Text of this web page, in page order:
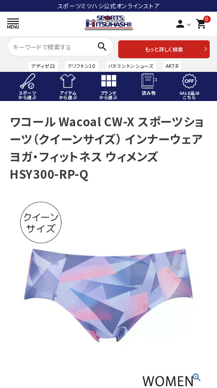
スポーツミツハシ公式オンラインストア
person 0
shopping_cart
search
もっと詳しく検索
アディゼロ クリフトン10 バドミントンシューズ AKTR
スポーツ
から選ぶ
アイテム
から選ぶ
ブランド
から選ぶ
読み物 SALE品は
こちら
ようこそ ゲスト 様
meeting_room ログイン person 会員登録
スポーツから選ぶ
アイテムから選ぶ
ブランドから選ぶ
SALE品はこちら
INFORMATIOM
ご利用ガイド
ワコール Wacoal CW-X スポーツショ
ーツ（クイーンサイズ） インナーウェア
ヨガ・フィットネス ウィメンズ
HSY300-RP-Q